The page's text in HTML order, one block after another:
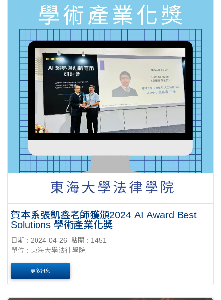
賀本系張凱鑫老師獲頒2024 AI Award Best
Solutions 學術產業化獎
日期 : 2024-04-26
點閱 : 1451
單位 : 東海大學法律學院
更多訊息